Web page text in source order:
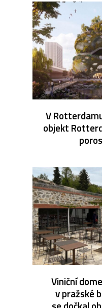
V
objekt
Viniční
v pražské